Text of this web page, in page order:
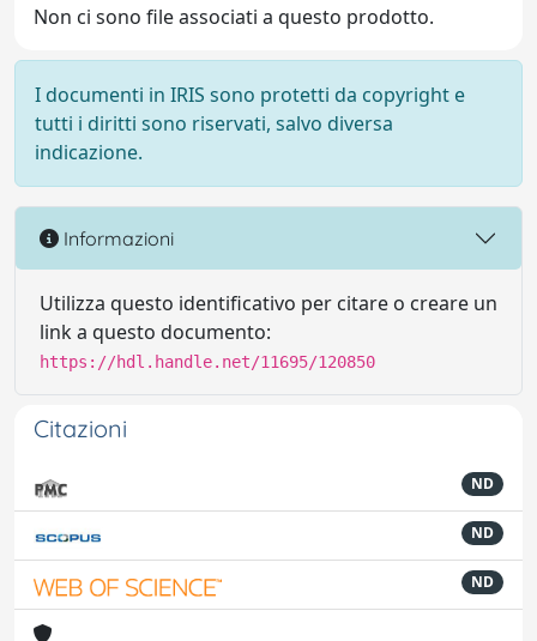
Non ci sono file associati a questo prodotto.
I documenti in IRIS sono protetti da copyright e
tutti i diritti sono riservati, salvo diversa
indicazione.
Informazioni
Utilizza questo identificativo per citare o creare un
link a questo documento:
https://hdl.handle.net/11695/120850
Citazioni
ND
ND
ND